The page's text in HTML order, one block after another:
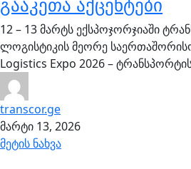
12 – 13 მარტს ექსპოჯორჯიაში
ლოგისტიკის მეორე
Logistics Expo 2026 –
transcor.ge
მარტი 13, 2026
მეტის ნახვა